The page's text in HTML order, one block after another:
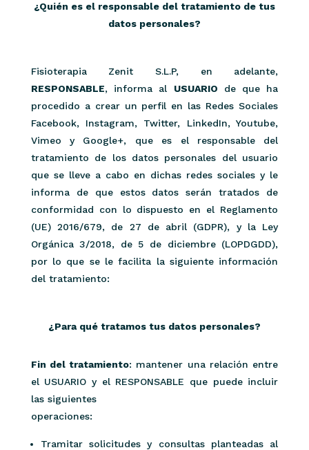
¿Quién es el responsable del tratamiento de tus
datos personales?
Fisioterapia Zenit S.L.P, en adelante,
RESPONSABLE, informa al USUARIO de que ha
procedido a crear un perfil en las Redes Sociales
Facebook, Instagram, Twitter, LinkedIn, Youtube,
Vimeo y Google+, que es el responsable del
tratamiento de los datos personales del usuario
que se lleve a cabo en dichas redes sociales y le
informa de que estos datos serán tratados de
conformidad con lo dispuesto en el Reglamento
(UE) 2016/679, de 27 de abril (GDPR), y la Ley
Orgánica 3/2018, de 5 de diciembre (LOPDGDD),
por lo que se le facilita la siguiente información
del tratamiento:
¿Para qué tratamos tus datos personales?
Fin del tratamiento: mantener una relación entre
el USUARIO y el RESPONSABLE que puede incluir
las siguientes
operaciones:
Tramitar solicitudes y consultas planteadas al